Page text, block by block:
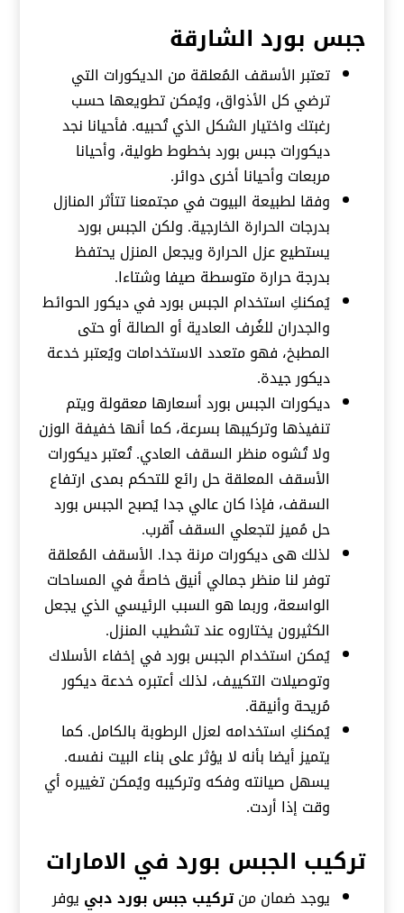
جبس بورد الشارقة
تعتبر الأسقف المُعلقة من الديكورات التي
ترضي كل الأذواق، ويُمكن تطويعها حسب
رغبتك واختيار الشكل الذي تُحبيه. فأحيانا نجد
ديكورات جبس بورد بخطوط طولية، وأحيانا
مربعات وأحيانا أخرى دوائر.
وفقا لطبيعة البيوت في مجتمعنا تتأثر المنازل
بدرجات الحرارة الخارجية. ولكن الجبس بورد
يستطيع عزل الحرارة ويجعل المنزل يحتفظ
بدرجة حرارة متوسطة صيفا وشتاءا.
يُمكنكِ استخدام الجبس بورد في ديكور الحوائط
والجدران للغُرف العادية أو الصالة أو حتى
المطبخ، فهو متعدد الاستخدامات ويُعتبر خدعة
ديكور جيدة.
ديكورات الجبس بورد أسعارها معقولة ويتم
تنفيذها وتركيبها بسرعة، كما أنها خفيفة الوزن
ولا تُشوه منظر السقف العادي. تُعتبر ديكورات
الأسقف المعلقة حل رائع للتحكم بمدى ارتفاع
السقف، فإذا كان عالي جدا يُصبح الجبس بورد
حل مُميز لتجعلي السقف اٌقرب.
لذلك هى ديكورات مرنة جدا. الأسقف المُعلقة
توفر لنا منظر جمالي أنيق خاصةً في المساحات
الواسعة، وربما هو السبب الرئيسي الذي يجعل
الكثيرون يختاروه عند تشطيب المنزل.
يُمكن استخدام الجبس بورد في إخفاء الأسلاك
وتوصيلات التكييف، لذلك أعتبره خدعة ديكور
مُريحة وأنيقة.
يُمكنكِ استخدامه لعزل الرطوبة بالكامل. كما
يتميز أيضا بأنه لا يؤثر على بناء البيت نفسه.
يسهل صيانته وفكه وتركيبه ويُمكن تغييره أي
وقت إذا أردت.
تركيب الجبس بورد في الامارات
يوجد ضمان منتركيب جبس بورد دبي يوفر